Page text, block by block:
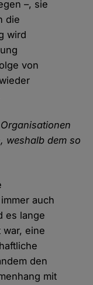
–, sie
die
wird
von
weshalb dem so
auch
es lange
eine
den
mit